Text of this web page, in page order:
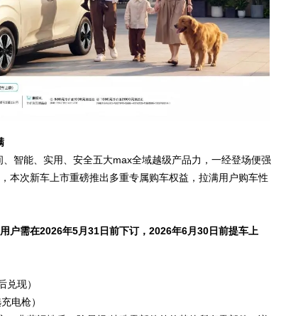
智能、实用、安全五大max全域越级产品力，一经登场便强
本次新车上市重磅推出多重专属购车权益，拉满用户购车性
户需在2026年5月31日前下订，2026年6月30日前提车上
现）
电枪）